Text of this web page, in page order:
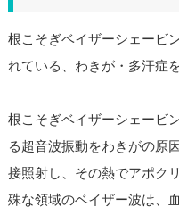
根こそぎベイザーシェービ
れている、わきが・多汗症
根こそぎベイザーシェービ
る超音波振動をわきがの原
接照射し、その熱でアポク
殊な領域のベイザー波は、